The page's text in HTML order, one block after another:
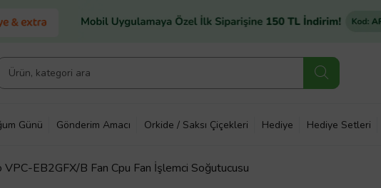
Günü Gönderim Amacı Orkide / Saksı Çiçekleri Hediye Hediye Setleri
VPC-EB2GFX/B Fan Cpu Fan İşlemci Soğutucusu